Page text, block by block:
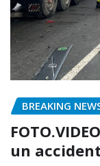
BREAKING
un